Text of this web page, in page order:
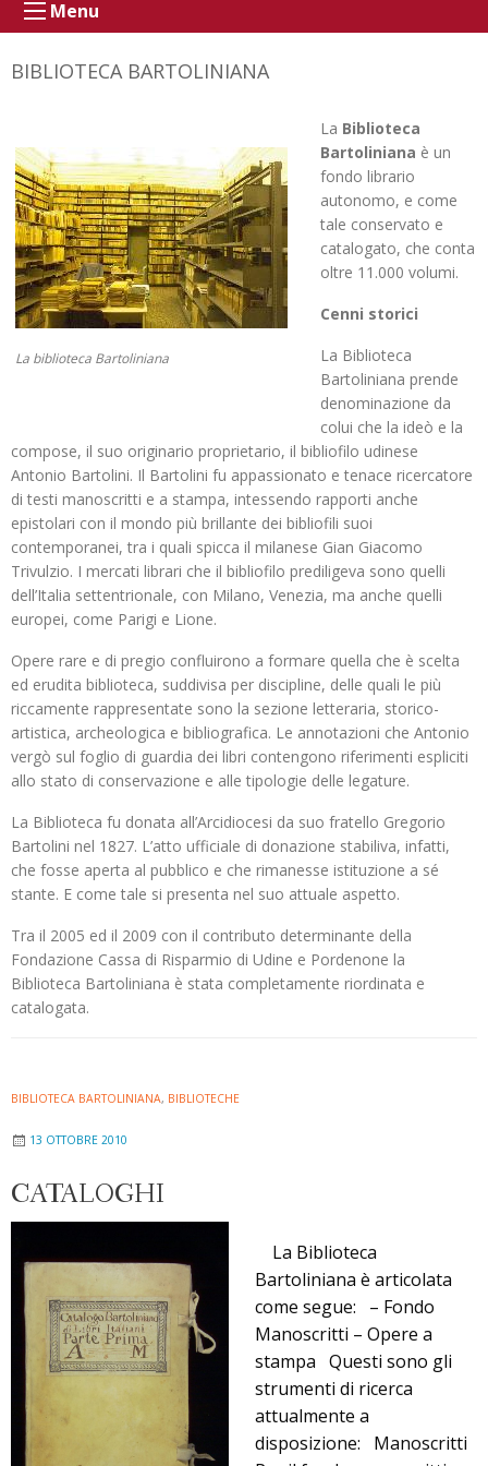
Menu
BIBLIOTECA BARTOLINIANA
La biblioteca Bartoliniana
La Biblioteca
Bartoliniana è un
fondo librario
autonomo, e come
tale conservato e
catalogato, che conta
oltre 11.000 volumi.
Cenni storici
La Biblioteca
Bartoliniana prende
denominazione da
colui che la ideò e la
compose, il suo originario proprietario, il bibliofilo udinese
Antonio Bartolini. Il Bartolini fu appassionato e tenace ricercatore
di testi manoscritti e a stampa, intessendo rapporti anche
epistolari con il mondo più brillante dei bibliofili suoi
contemporanei, tra i quali spicca il milanese Gian Giacomo
Trivulzio. I mercati librari che il bibliofilo prediligeva sono quelli
dell’Italia settentrionale, con Milano, Venezia, ma anche quelli
europei, come Parigi e Lione.
Opere rare e di pregio confluirono a formare quella che è scelta
ed erudita biblioteca, suddivisa per discipline, delle quali le più
riccamente rappresentate sono la sezione letteraria, storico-
artistica, archeologica e bibliografica. Le annotazioni che Antonio
vergò sul foglio di guardia dei libri contengono riferimenti espliciti
allo stato di conservazione e alle tipologie delle legature.
La Biblioteca fu donata all’Arcidiocesi da suo fratello Gregorio
Bartolini nel 1827. L’atto ufficiale di donazione stabiliva, infatti,
che fosse aperta al pubblico e che rimanesse istituzione a sé
stante. E come tale si presenta nel suo attuale aspetto.
Tra il 2005 ed il 2009 con il contributo determinante della
Fondazione Cassa di Risparmio di Udine e Pordenone la
Biblioteca Bartoliniana è stata completamente riordinata e
catalogata.
BIBLIOTECA BARTOLINIANA, BIBLIOTECHE
13 OTTOBRE 2010
CATALOGHI
La Biblioteca
Bartoliniana è articolata
come segue: – Fondo
Manoscritti – Opere a
stampa Questi sono gli
strumenti di ricerca
attualmente a
disposizione: Manoscritti